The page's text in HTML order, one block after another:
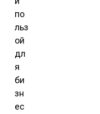
по
льз
ой
дл
я
би
зн
ес